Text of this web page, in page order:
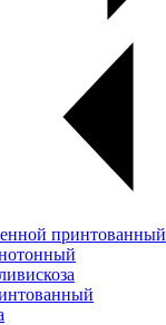
принтованный